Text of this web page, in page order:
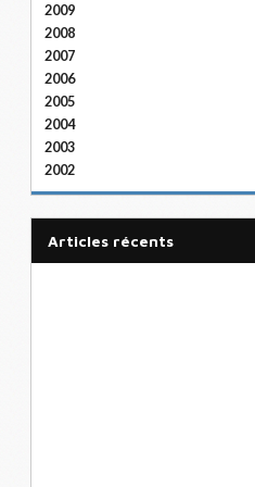
2009
2008
2007
2006
2005
2004
2003
2002
articles récents